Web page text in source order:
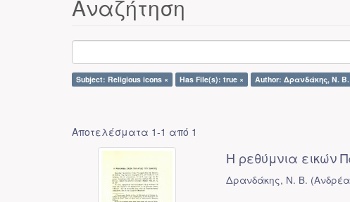
Αναζήτηση
Subject: Religious icons × Has File(s): true × Author: Δρανδάκης, Ν. Β.
Αποτελέσματα 1-1 από 1
Η ρεθύμνια εικών
Δρανδάκης, Ν. Β. (